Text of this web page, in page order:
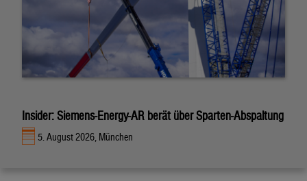
Insider: Siemens-Energy-AR berät über Sparten-Abspaltung
5. August 2026, München